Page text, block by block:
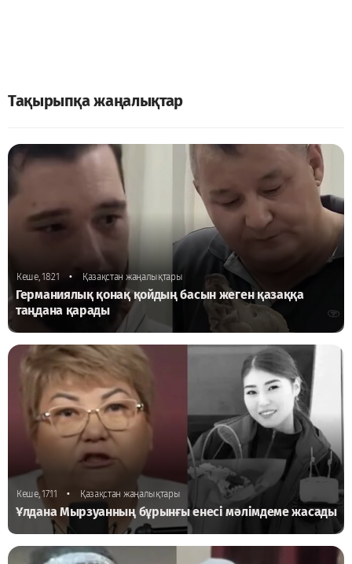
Тақырыпқа жаңалықтар
Кеше, 18:21 • Қазақстан жаңалықтары
Германиялық қонақ қойдың басын жеген қазаққа
таңдана қарады
Кеше, 17:11 • Қазақстан жаңалықтары
Ұлдана Мырзуанның бұрынғы енесі мәлімдеме жасады